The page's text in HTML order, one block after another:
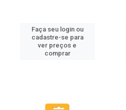
Faça seu login ou
cadastre-se para
ver preços e
comprar